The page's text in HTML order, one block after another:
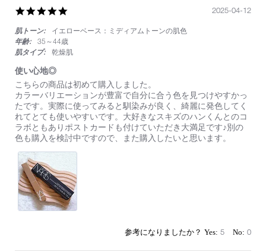
rating
肌トーン:
イエローベース：ミディアムトーンの肌色
年齢:
35～44歳
肌タイプ:
乾燥肌
使い心地◎
Review
by
on
12
Apr
2025
review
stating
使
い
心
地
◎
こちらの商品は初めて購入しました。
カラーバリエーションが豊富で自分に合う色を見つけやすかっ
たです。実際に使ってみると馴染みが良く、綺麗に発色してく
れてとても使いやすいです。大好きなスキズのハンくんとのコ
ラボともありポストカードも付けていただき大満足です♪別の
色も購入を検討中ですので、また購入したいと思います。
2025-04-12
5 0